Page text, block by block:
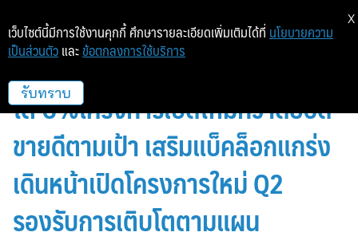
แสนสิริ ปิด Q1 กำไร 864 ล้านบาท
โต 6%โครงการเปิดใหม่กวาดยอด
ขายดีตามเป้า เสริมแบ็คล็อกแกร่ง
เดินหน้าเปิดโครงการใหม่ Q2
รองรับการเติบโตตามแผน
เว็บไซต์นี้มีการใช้งานคุกกี้ ศึกษารายละเอียดเพิ่มเติมได้ที่ นโยบายความ
เป็นส่วนตัว และ ข้อตกลงการใช้บริการ
รับทราบ
X